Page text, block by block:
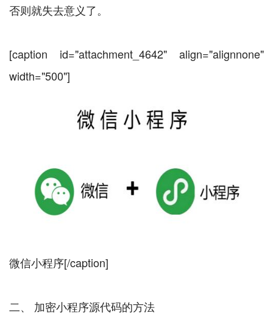
否则就失去意义了。
[caption id="attachment_4642" align="alignnone"
width="500"]
微信小程序[/caption]
二、 加密小程序源代码的方法